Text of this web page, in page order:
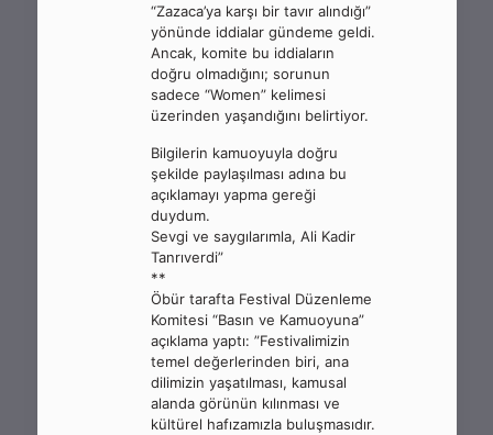
“Zazaca’ya karşı bir tavır alındığı”
yönünde iddialar gündeme geldi.
Ancak, komite bu iddiaların
doğru olmadığını; sorunun
sadece “Women” kelimesi
üzerinden yaşandığını belirtiyor.
Bilgilerin kamuoyuyla doğru
şekilde paylaşılması adına bu
açıklamayı yapma gereği
duydum.
Sevgi ve saygılarımla, Ali Kadir
Tanrıverdi”
**
Öbür tarafta Festival Düzenleme
Komitesi “Basın ve Kamuoyuna”
açıklama yaptı: ”Festivalimizin
temel değerlerinden biri, ana
dilimizin yaşatılması, kamusal
alanda görünün kılınması ve
kültürel hafızamızla buluşmasıdır.